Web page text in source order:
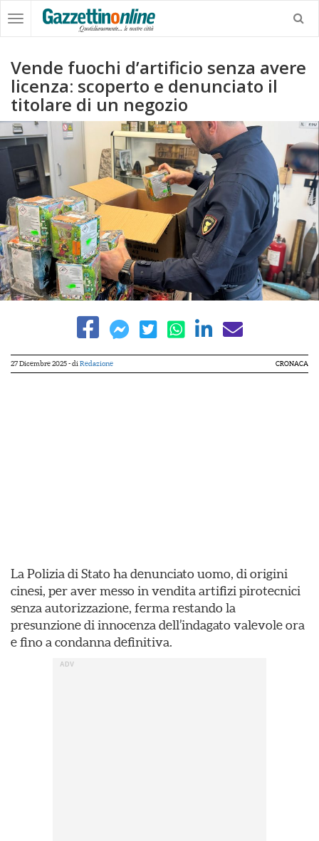
Vende fuochi d’artificio senza avere
licenza: scoperto e denunciato il
titolare di un negozio
27 Dicembre 2025- di Redazione CRONACA
La Polizia di Stato ha denunciato uomo, di origini
cinesi, per aver messo in vendita artifizi pirotecnici
senza autorizzazione, ferma restando la
presunzione di innocenza dell’indagato valevole ora
e fino a condanna definitiva.